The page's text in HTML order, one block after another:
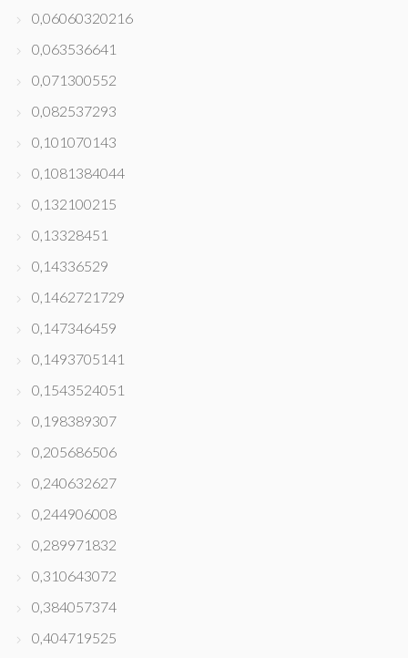
0,06060320216
0,063536641
0,071300552
0,082537293
0,101070143
0,1081384044
0,132100215
0,13328451
0,14336529
0,1462721729
0,147346459
0,1493705141
0,1543524051
0,198389307
0,205686506
0,240632627
0,244906008
0,289971832
0,310643072
0,384057374
0,404719525